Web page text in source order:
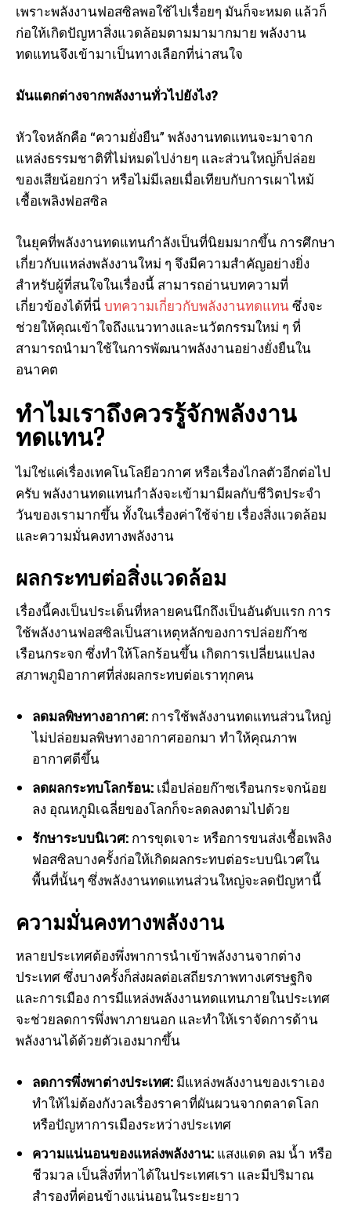
เพราะพลังงานฟอสซิลพอใช้ไปเรื่อยๆ มันก็จะหมด แล้วก็
ก่อให้เกิดปัญหาสิ่งแวดล้อมตามมามากมาย พลังงาน
ทดแทนจึงเข้ามาเป็นทางเลือกที่น่าสนใจ
มันแตกต่างจากพลังงานทั่วไปยังไง?
หัวใจหลักคือ “ความยั่งยืน” พลังงานทดแทนจะมาจาก
แหล่งธรรมชาติที่ไม่หมดไปง่ายๆ และส่วนใหญ่ก็ปล่อย
ของเสียน้อยกว่า หรือไม่มีเลยเมื่อเทียบกับการเผาไหม้
เชื้อเพลิงฟอสซิล
ในยุคที่พลังงานทดแทนกำลังเป็นที่นิยมมากขึ้น การศึกษา
เกี่ยวกับแหล่งพลังงานใหม่ ๆ จึงมีความสำคัญอย่างยิ่ง
สำหรับผู้ที่สนใจในเรื่องนี้ สามารถอ่านบทความที่
เกี่ยวข้องได้ที่นี่บทความเกี่ยวกับพลังงานทดแทนซึ่งจะ
ช่วยให้คุณเข้าใจถึงแนวทางและนวัตกรรมใหม่ ๆ ที่
สามารถนำมาใช้ในการพัฒนาพลังงานอย่างยั่งยืนใน
อนาคต
ทำไมเราถึงควรรู้จักพลังงาน
ทดแทน?
ไม่ใช่แค่เรื่องเทคโนโลยีอวกาศ หรือเรื่องไกลตัวอีกต่อไป
ครับ พลังงานทดแทนกำลังจะเข้ามามีผลกับชีวิตประจำ
วันของเรามากขึ้น ทั้งในเรื่องค่าใช้จ่าย เรื่องสิ่งแวดล้อม
และความมั่นคงทางพลังงาน
ผลกระทบต่อสิ่งแวดล้อม
เรื่องนี้คงเป็นประเด็นที่หลายคนนึกถึงเป็นอันดับแรก การ
ใช้พลังงานฟอสซิลเป็นสาเหตุหลักของการปล่อยก๊าซ
เรือนกระจก ซึ่งทำให้โลกร้อนขึ้น เกิดการเปลี่ยนแปลง
สภาพภูมิอากาศที่ส่งผลกระทบต่อเราทุกคน
ลดมลพิษทางอากาศ: การใช้พลังงานทดแทนส่วนใหญ่
ไม่ปล่อยมลพิษทางอากาศออกมา ทำให้คุณภาพ
อากาศดีขึ้น
ลดผลกระทบโลกร้อน: เมื่อปล่อยก๊าซเรือนกระจกน้อย
ลง อุณหภูมิเฉลี่ยของโลกก็จะลดลงตามไปด้วย
รักษาระบบนิเวศ: การขุดเจาะ หรือการขนส่งเชื้อเพลิง
ฟอสซิลบางครั้งก่อให้เกิดผลกระทบต่อระบบนิเวศใน
พื้นที่นั้นๆ ซึ่งพลังงานทดแทนส่วนใหญ่จะลดปัญหานี้
ความมั่นคงทางพลังงาน
หลายประเทศต้องพึ่งพาการนำเข้าพลังงานจากต่าง
ประเทศ ซึ่งบางครั้งก็ส่งผลต่อเสถียรภาพทางเศรษฐกิจ
และการเมือง การมีแหล่งพลังงานทดแทนภายในประเทศ
จะช่วยลดการพึ่งพาภายนอก และทำให้เราจัดการด้าน
พลังงานได้ด้วยตัวเองมากขึ้น
ลดการพึ่งพาต่างประเทศ: มีแหล่งพลังงานของเราเอง
ทำให้ไม่ต้องกังวลเรื่องราคาที่ผันผวนจากตลาดโลก
หรือปัญหาการเมืองระหว่างประเทศ
ความแน่นอนของแหล่งพลังงาน: แสงแดด ลม น้ำ หรือ
ชีวมวล เป็นสิ่งที่หาได้ในประเทศเรา และมีปริมาณ
สำรองที่ค่อนข้างแน่นอนในระยะยาว